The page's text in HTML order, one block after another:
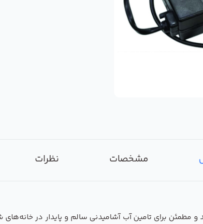
مشخصات نظرات
24 ولت، یک راه‌حل کارآمد و مطمئن برای تامین آب آشامیدنی سالم و